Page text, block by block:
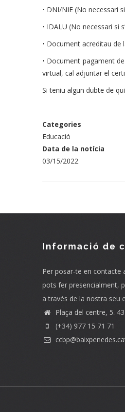
• DNI/NIE (No necessari
• IDALU (No necessari si
• Document acreditau de
• Document pagament
virtual, cal adjuntar el
Si teniu algun dubte de
Categories
Educació
Data de la notícia
03/15/2022
Informació de
Per posar-te en contacte
pots fer presencialment,
a través de la nostra seu
Plaça del centre, 5.
(+34) 977 15 71 71